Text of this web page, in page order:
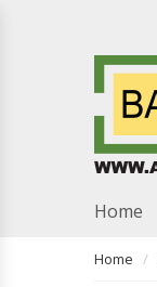
Home
Home